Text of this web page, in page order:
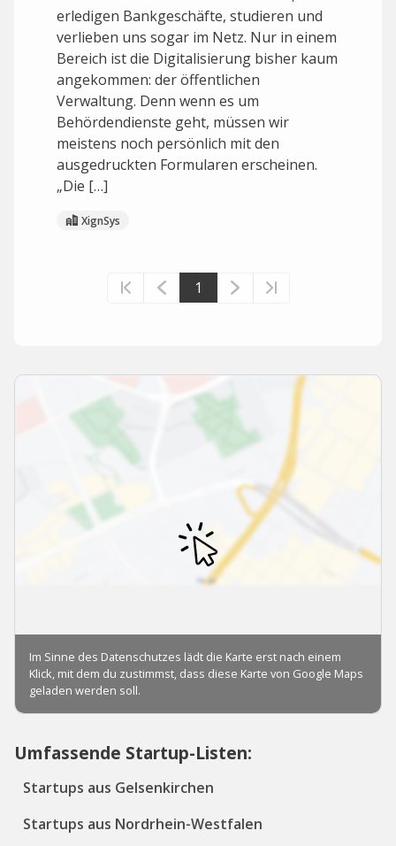
erledigen Bankgeschäfte, studieren und
verlieben uns sogar im Netz. Nur in einem
Bereich ist die Digitalisierung bisher kaum
angekommen: der öffentlichen
Verwaltung. Denn wenn es um
Behördendienste geht, müssen wir
meistens noch persönlich mit den
ausgedruckten Formularen erscheinen.
„Die […]
XignSys
1
Umfassende Startup-Listen:
Startups aus Gelsenkirchen
Startups aus Nordrhein-Westfalen